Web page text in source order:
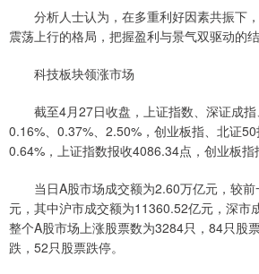
分析人士认为，在多重利好因素共振下
震荡上行的格局，把握盈利与景气双驱动的结
科技板块领涨市场
截至4月27日收盘，上证指数、深证成指
0.16%、0.37%、2.50%，创业板指、北证50
0.64%，上证指数报收4086.34点，创业板指
当日A股市场成交额为2.60万亿元，较前
元，其中沪市成交额为11360.52亿元，深市
整个A股市场上涨股票数为3284只，84只股
跌，52只股票跌停。